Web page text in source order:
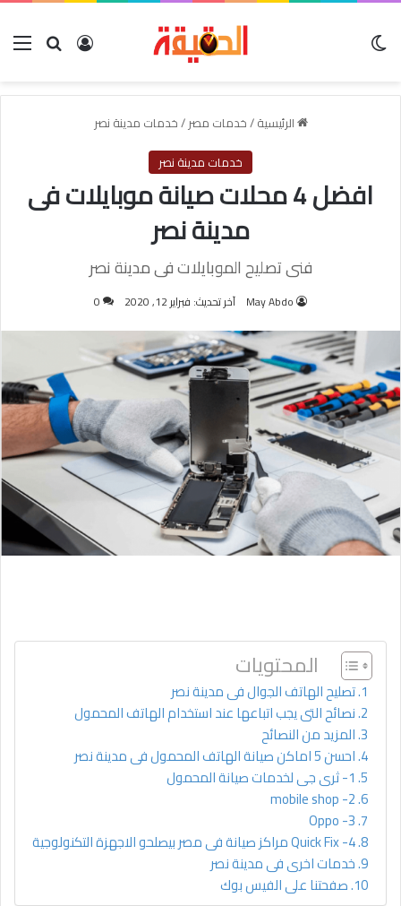
بحث عنتسجيل
الرئيسية/خدمات مصر/خدمات مدينة نصر
خدمات مدينة نصر
افضل 4 محلات صيانة موبايلات فى
مدينة نصر
فنى تصليح الموبايلات فى مدينة نصر
May Abdo آخر تحديث: فبراير 12, 2020 0
المحتويات
تصليح الهاتف الجوال فى مدينة نصر
نصائح التى يجب اتباعها عند استخدام الهاتف المحمول
المزيد من النصائح
احسن 5 اماكن صيانة الهاتف المحمول فى مدينة نصر
1- ثرى جى لخدمات صيانة المحمول
2- mobile shop
3- Oppo
4- Quick Fix مراكز صيانة فى مصر بيصلحو الاجهزة التكنولوجية
خدمات اخرى فى مدينة نصر
صفحتنا على الفيس بوك